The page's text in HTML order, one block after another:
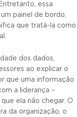
essa
um painel de bordo,
que tratá-la como
dos dados,
ao explicar o
que uma informação
a liderança –
ela não chegar. O
da organização, o